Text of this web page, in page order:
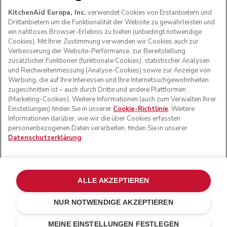
FOLGEN SIE UNS
und das Design der Küchenmaschine sind eingetragene
Marken in den USA und in anderen Ländern.
Meine cookies verwalten
Datenschutzerklärung
KitchenAid Europa, Inc. verwendet Cookies von Erstanbietern und
Drittanbietern um die Funktionalität der Website zu gewährleisten und
ein nahtloses Browser-Erlebnis zu bieten (unbedingt notwendige
Cookies). Mit Ihrer Zustimmung verwenden wir Cookies auch zur
Verbesserung der Website-Performance, zur Bereitstellung
zusätzlicher Funktionen (funktionale Cookies), statistischer Analysen
und Reichweitenmessung (Analyse-Cookies) sowie zur Anzeige von
Werbung, die auf Ihre Interessen und Ihre Internetsuchgewohnheiten
zugeschnitten ist – auch durch Dritte und andere Plattformen
(Marketing-Cookies). Weitere Informationen (auch zum Verwalten Ihrer
Einstellungen) finden Sie in unserer Cookie-Richtlinie. Weitere
Informationen darüber, wie wir die über Cookies erfassten
personenbezogenen Daten verarbeiten, finden Sie in unserer
Datenschutzerklärung.
MEINE EINSTELLUNGEN FESTLEGEN
NUR NOTWENDIGE AKZEPTIEREN
ALLE AKZEPTIEREN